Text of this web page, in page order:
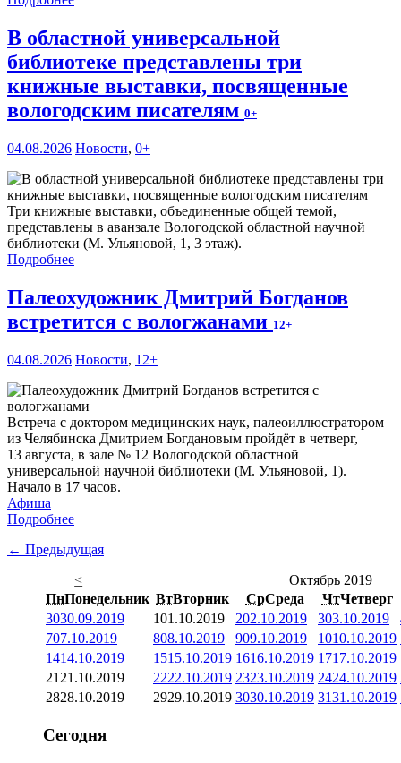
В областной универсальной
библиотеке представлены три
книжные выставки, посвященные
вологодским писателям 0+
04.08.2026 Новости, 0+
Три книжные выставки, объединенные общей темой,
представлены в аванзале Вологодской областной научной
библиотеки (М. Ульяновой, 1, 3 этаж).
Подробнее
Палеохудожник Дмитрий Богданов
встретится с вологжанами 12+
04.08.2026 Новости, 12+
Встреча с доктором медицинских наук, палеоиллюстратором
из Челябинска Дмитрием Богдановым пройдёт в четверг,
13 августа, в зале № 12 Вологодской областной
универсальной научной библиотеки (М. Ульяновой, 1).
Начало в 17 часов.
Афиша
Подробнее
← Предыдущая
<
Октябрь 2019
ПнПонедельник ВтВторник СрСреда ЧтЧетверг
3030.09.2019 101.10.2019 202.10.2019 303.10.2019
707.10.2019 808.10.2019 909.10.2019 1010.10.2019
1414.10.2019 1515.10.2019 1616.10.2019 1717.10.2019
21 21.10.2019 2222.10.2019 2323.10.2019 2424.10.2019
2828.10.2019 2929.10.2019 3030.10.2019 3131.10.2019
Сегодня